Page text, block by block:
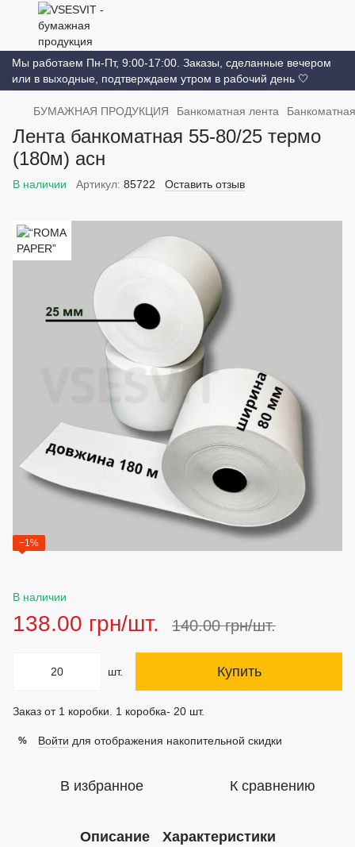
Мы работаем Пн-Пт, 9:00-17:00. Заказы, сделанные вечером
или в выходные, подтверждаем утром в рабочий день 🤍
БУМАЖНАЯ ПРОДУКЦИЯ Банкоматная лента
Лента банкоматная 55-80/25 термо
(180м) асн
В наличии Артикул: 85722 Оставить отзыв
−1%
В наличии
138.00 грн/шт. 140.00 грн/шт.
шт. Купить
Заказ от 1 коробки. 1 коробка- 20 шт.
% Войти для отображения накопительной скидки
В избранное К сравнению
Описание Характеристики